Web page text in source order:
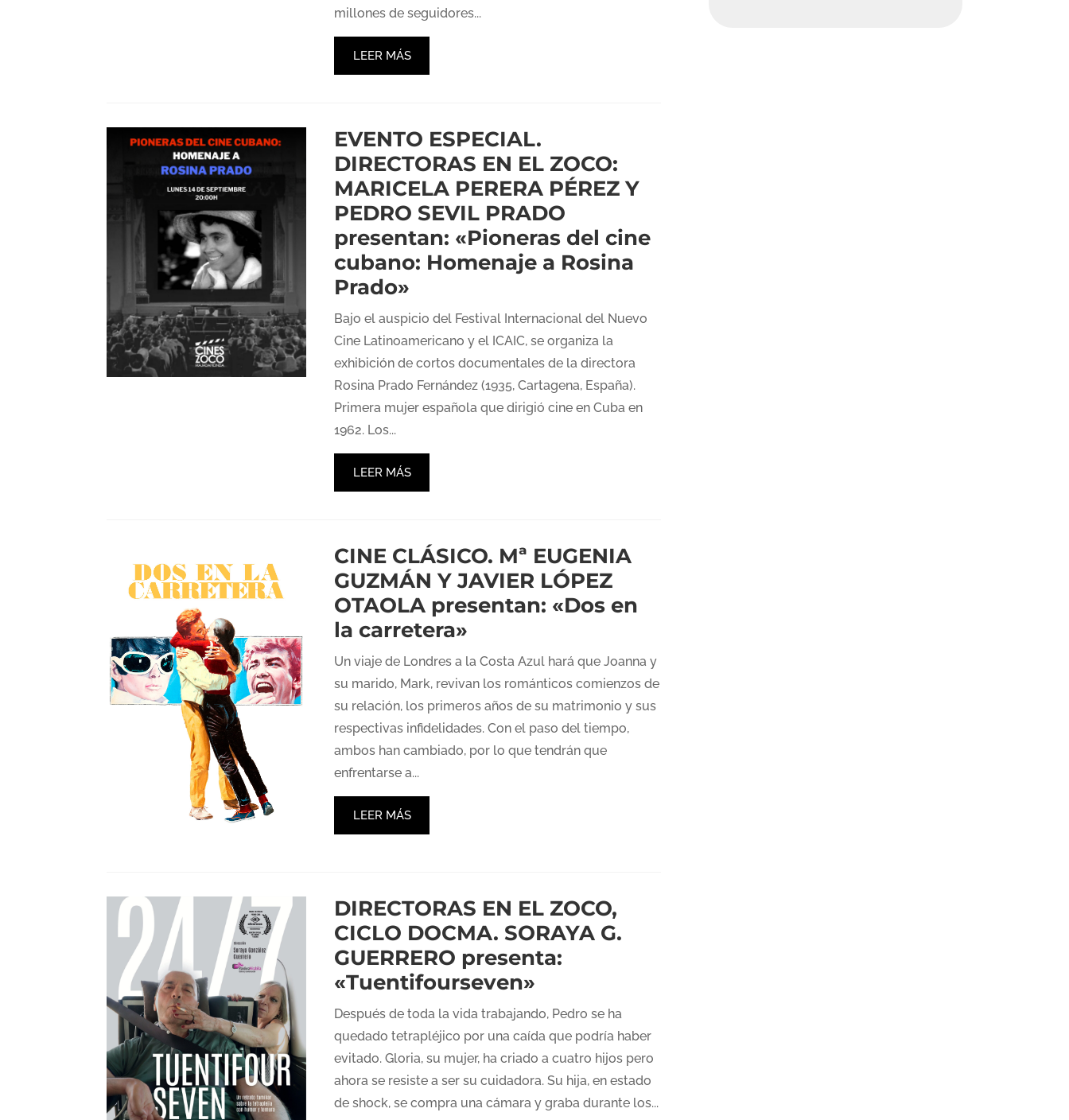
millones de seguidores...
LEER MÁS
EVENTO ESPECIAL.
DIRECTORAS EN EL ZOCO:
MARICELA PERERA PÉREZ Y
PEDRO SEVIL PRADO
presentan: «Pioneras del cine
cubano: Homenaje a Rosina
Prado»
Bajo el auspicio del Festival Internacional del Nuevo
Cine Latinoamericano y el ICAIC, se organiza la
exhibición de cortos documentales de la directora
Rosina Prado Fernández (1935, Cartagena, España).
Primera mujer española que dirigió cine en Cuba en
1962. Los...
LEER MÁS
CINE CLÁSICO. Mª EUGENIA
GUZMÁN Y JAVIER LÓPEZ
OTAOLA presentan: «Dos en
la carretera»
Un viaje de Londres a la Costa Azul hará que Joanna y
su marido, Mark, revivan los románticos comienzos de
su relación, los primeros años de su matrimonio y sus
respectivas infidelidades. Con el paso del tiempo,
ambos han cambiado, por lo que tendrán que
enfrentarse a...
LEER MÁS
DIRECTORAS EN EL ZOCO,
CICLO DOCMA. SORAYA G.
GUERRERO presenta:
«Tuentifourseven»
Después de toda la vida trabajando, Pedro se ha
quedado tetrapléjico por una caída que podría haber
evitado. Gloria, su mujer, ha criado a cuatro hijos pero
ahora se resiste a ser su cuidadora. Su hija, en estado
de shock, se compra una cámara y graba durante los...